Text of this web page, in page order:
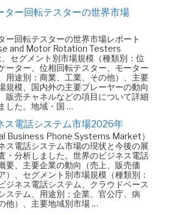
ター回転テスターの世界市場
ー回転テスターの世界市場レポート
and Motor Rotation Testers
セグメント別市場規模（種類別：位
ーター、位相回転テスター、モーター
用途別：商業、工業、その他）、主要
規模、国内外の主要プレーヤーの動向
販売チャネルなどの項目について詳細
した。地域・国 …
ス電話システム市場2026年
Business Phone Systems Market）
ス電話システム市場の現状と今後の展
・分析しました。世界のビジネス電話
要、主要企業の動向（売上、販売価
）、セグメント別市場規模（種類別：
ジネス電話システム、クラウドベース
ステム、用途別：企業、官公庁、病
他）、主要地域別市場 …